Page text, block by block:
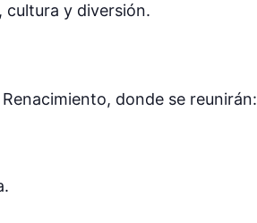
cultura y diversión.
donde se reunirán: